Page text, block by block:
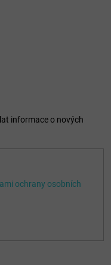
informace o nových
ochrany osobních